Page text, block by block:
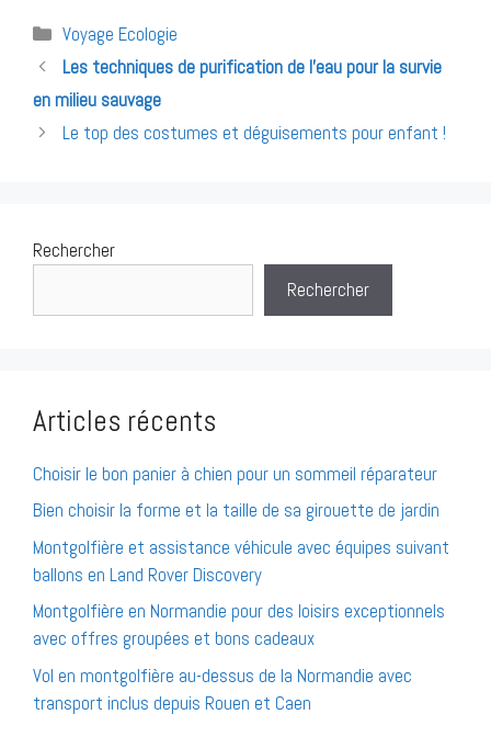
Catégories
Voyage Ecologie
Navigation
des
Les techniques de purification de l’eau pour la survie
en milieu sauvage
Le top des costumes et déguisements pour enfant !
Rechercher
Rechercher
Articles récents
Choisir le bon panier à chien pour un sommeil réparateur
Bien choisir la forme et la taille de sa girouette de jardin
Montgolfière et assistance véhicule avec équipes suivant
ballons en Land Rover Discovery
Montgolfière en Normandie pour des loisirs exceptionnels
avec offres groupées et bons cadeaux
Vol en montgolfière au-dessus de la Normandie avec
transport inclus depuis Rouen et Caen